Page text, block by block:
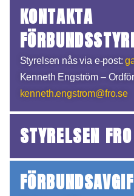
KONTAKTA
Styrelsen nås via e-post:
Kenneth Engström –
kenneth.engstrom@fro.se
STYRELSEN